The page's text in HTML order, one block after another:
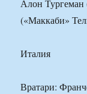
Алон
(«Маккаби»
Италия
Вратари: